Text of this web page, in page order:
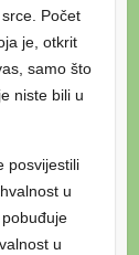
Počet
je, otkrit
samo što
niste bili u
posvijestili
u
u